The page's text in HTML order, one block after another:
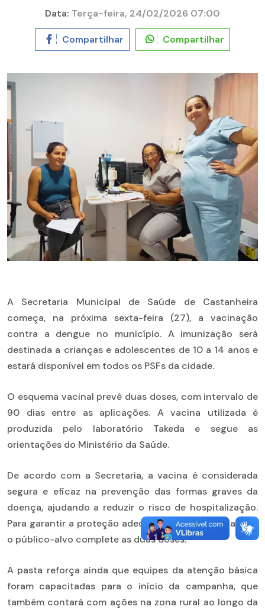
Data: Terça-feira, 24/02/2026 07:00
Compartilhar Compartilhar
A Secretaria Municipal de Saúde de Castanheira
começa, na próxima sexta-feira (27), a vacinação
contra a dengue no município. A imunização será
destinada a crianças e adolescentes de 10 a 14 anos e
estará disponível em todos os PSFs da cidade.
O esquema vacinal prevê duas doses, com intervalo de
90 dias entre as aplicações. A vacina utilizada é
produzida pelo laboratório Takeda e segue as
orientações do Ministério da Saúde.
De acordo com a Secretaria, a vacina é considerada
segura e eficaz na prevenção das formas graves da
doença, ajudando a reduzir o risco de hospitalização.
Para garantir a proteção adequada, é fundamental que
o público-alvo complete as duas doses.
A pasta reforça ainda que equipes da atenção básica
foram capacitadas para o início da campanha, que
também contará com ações na zona rural ao longo da